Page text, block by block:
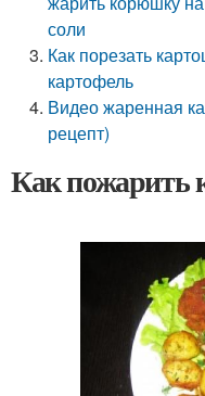
соли
Как порезать
картофель
Видео жаренная
рецепт)
Как пожарить